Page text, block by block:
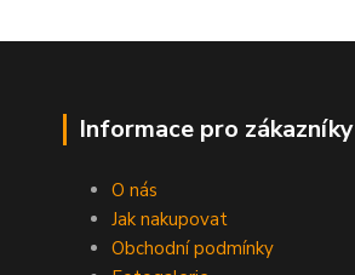
Informace pro zákazníky
O nás
Jak nakupovat
Obchodní podmínky